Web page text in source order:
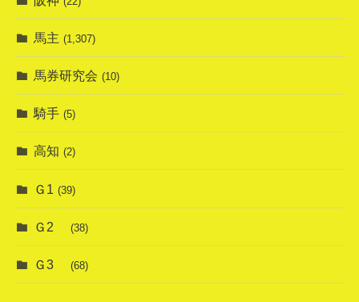
馬主 (1,307)
馬券研究会 (10)
騎手 (5)
高知 (2)
Ｇ1 (39)
Ｇ2 (38)
Ｇ3 (68)